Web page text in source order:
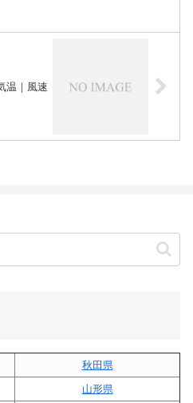
温｜風速
秋田県
山形県